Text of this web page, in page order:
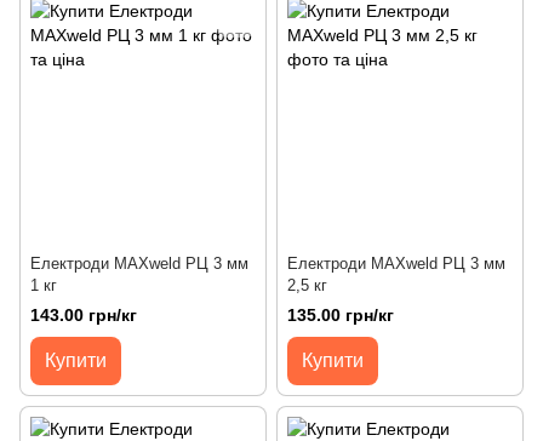
Електроди MAXweld РЦ 3 мм
1 кг
143.00 грн/кг
Купити
Електроди MAXweld РЦ 3 мм
2,5 кг
135.00 грн/кг
Купити